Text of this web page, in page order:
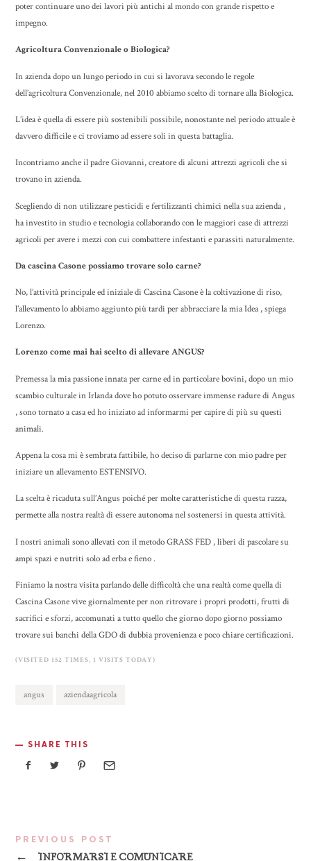
poter continuare uno dei lavori più antichi al mondo con grande rispetto e
impegno.
Agricoltura Convenzionale o Biologica?
In azienda dopo un lungo periodo in cui si lavorava secondo le regole
dell’agricoltura Convenzionale, nel 2010 abbiamo scelto di tornare alla Biologica.
L’idea è quella di essere più sostenibili possibile, nonostante nel periodo attuale è
davvero difficile e ci troviamo ad essere soli in questa battaglia.
Incontriamo anche il padre Giovanni, creatore di alcuni attrezzi agricoli che si
trovano in azienda.
Scegliendo di non utilizzare pesticidi e fertilizzanti chimici nella sua azienda ,
ha investito in studio e tecnologia collaborando con le maggiori case di attrezzi
agricoli per avere i mezzi con cui combattere infestanti e parassiti naturalmente.
Da cascina Casone possiamo trovare solo carne?
No, l’attività principale ed iniziale di Cascina Casone è la coltivazione di riso,
l’allevamento lo abbiamo aggiunto più tardi per abbracciare la mia Idea , spiega
Lorenzo.
Lorenzo come mai hai scelto di allevare ANGUS?
Premessa la mia passione innata per carne ed in particolare bovini, dopo un mio
scambio culturale in Irlanda dove ho potuto osservare immense radure di Angus
, sono tornato a casa ed ho iniziato ad informarmi per capire di più su questi
animali.
Appena la cosa mi è sembrata fattibile, ho deciso di parlarne con mio padre per
iniziare un allevamento ESTENSIVO.
La scelta è ricaduta sull’Angus poiché per molte caratteristiche di questa razza,
permette alla nostra realtà di essere autonoma nel sostenersi in questa attività.
I nostri animali sono allevati con il metodo GRASS FED , liberi di pascolare su
ampi spazi e nutriti solo ad erba e fieno .
Finiamo la nostra visita parlando delle difficoltà che una realtà come quella di
Cascina Casone vive giornalmente per non ritrovare i propri prodotti, frutti di
sacrifici e sforzi, accomunati a tutto quello che giorno dopo giorno possiamo
trovare sui banchi della GDO di dubbia provenienza e poco chiare certificazioni.
(VISITED 152 TIMES, 1 VISITS TODAY)
angus aziendaagricola
SHARE THIS
PREVIOUS POST
← INFORMARSI E COMUNICARE